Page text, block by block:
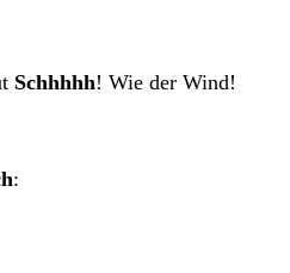
Schhhhh! Wie der Wind!
: